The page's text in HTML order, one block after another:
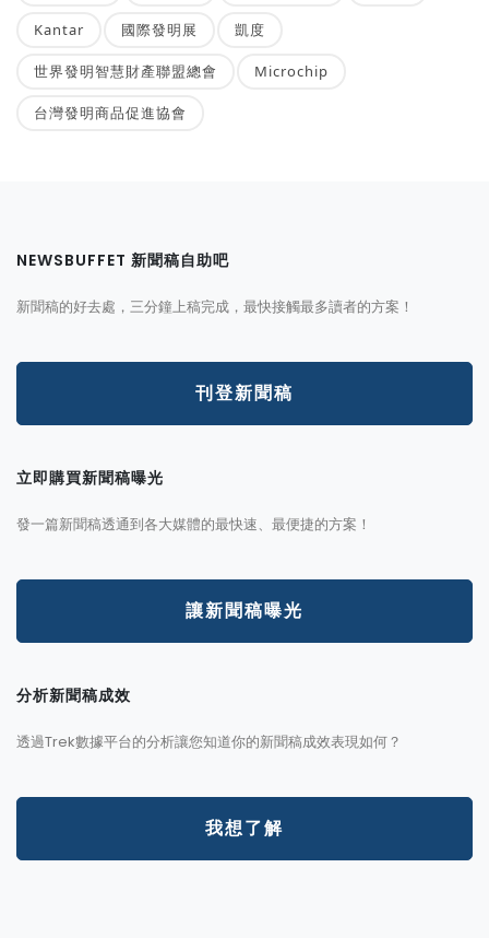
Kantar 國際發明展 凱度
世界發明智慧財產聯盟總會 Microchip
台灣發明商品促進協會
NEWSBUFFET 新聞稿自助吧
新聞稿的好去處，三分鐘上稿完成，最快接觸最多讀者的方案！
刊登新聞稿
立即購買新聞稿曝光
發一篇新聞稿透通到各大媒體的最快速、最便捷的方案！
讓新聞稿曝光
分析新聞稿成效
透過Trek數據平台的分析讓您知道你的新聞稿成效表現如何？
我想了解